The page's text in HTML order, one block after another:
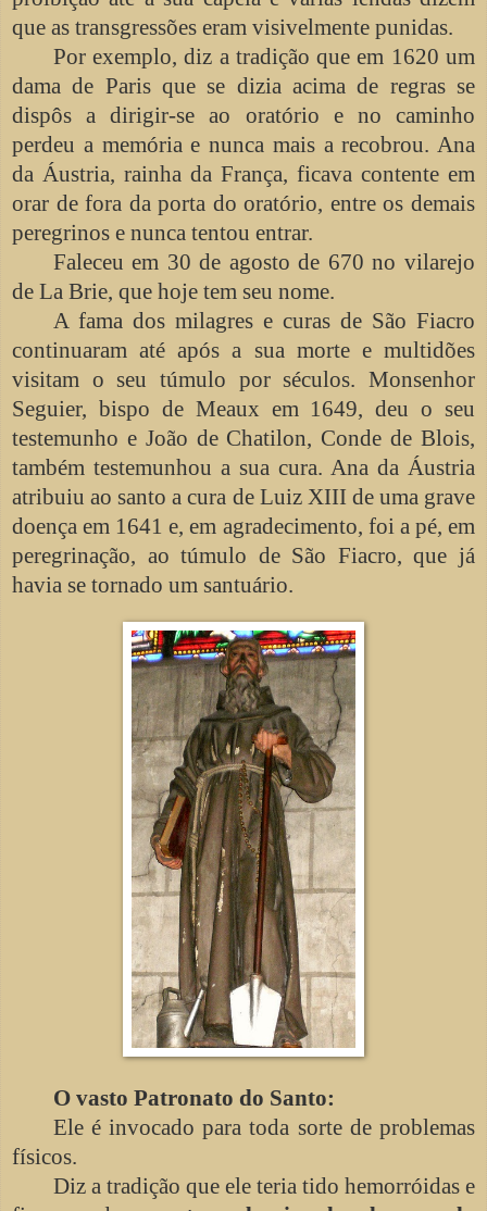
que as transgressões eram visivelmente punidas.
Por exemplo, diz a tradição que em 1620 um
dama de Paris que se dizia acima de regras se
dispôs a dirigir-se ao oratório e no caminho
perdeu a memória e nunca mais a recobrou. Ana
da Áustria, rainha da França, ficava contente em
orar de fora da porta do oratório, entre os demais
peregrinos e nunca tentou entrar.
Faleceu em 30 de agosto de 670 no vilarejo
de La Brie, que hoje tem seu nome.
A fama dos milagres e curas de São Fiacro
continuaram até após a sua morte e multidões
visitam o seu túmulo por séculos. Monsenhor
Seguier, bispo de Meaux em 1649, deu o seu
testemunho e João de Chatilon, Conde de Blois,
também testemunhou a sua cura. Ana da Áustria
atribuiu ao santo a cura de Luiz XIII de uma grave
doença em 1641 e, em agradecimento, foi a pé, em
peregrinação, ao túmulo de São Fiacro, que já
havia se tornado um santuário.
O vasto Patronato do Santo:
Ele é invocado para toda sorte de problemas
físicos.
Diz a tradição que ele teria tido hemorróidas e